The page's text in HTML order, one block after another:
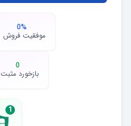
0%
موفقیت فروش
0
بازخورد مثبت
1